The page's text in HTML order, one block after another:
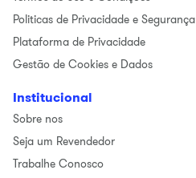
Politicas de Privacidade e Segurança
Plataforma de Privacidade
Gestão de Cookies e Dados
Institucional
Sobre nos
Seja um Revendedor
Trabalhe Conosco